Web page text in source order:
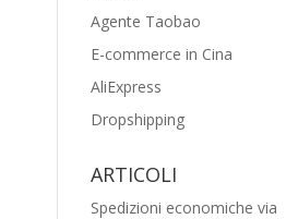
Agente Taobao
E-commerce in Cina
AliExpress
Dropshipping
ARTICOLI
Spedizioni economiche via